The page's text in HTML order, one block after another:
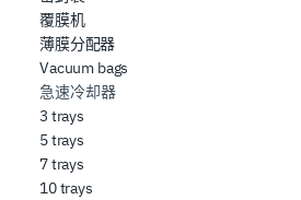
覆膜机
薄膜分配器
Vacuum bags
急速冷却器
3 trays
5 trays
7 trays
10 trays